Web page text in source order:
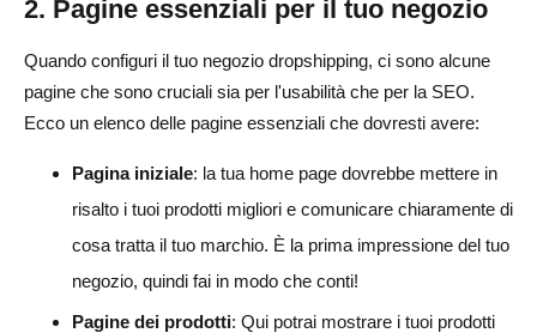
2. Pagine essenziali per il tuo negozio
Quando configuri il tuo negozio dropshipping, ci sono alcune
pagine che sono cruciali sia per l'usabilità che per la SEO.
Ecco un elenco delle pagine essenziali che dovresti avere:
Pagina iniziale: la tua home page dovrebbe mettere in
risalto i tuoi prodotti migliori e comunicare chiaramente di
cosa tratta il tuo marchio. È la prima impressione del tuo
negozio, quindi fai in modo che conti!
Pagine dei prodotti: Qui potrai mostrare i tuoi prodotti